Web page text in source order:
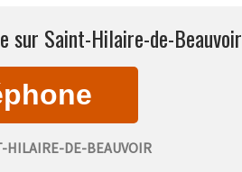
Saint-Hilaire-de-Beauvoir
HILAIRE-DE-BEAUVOIR